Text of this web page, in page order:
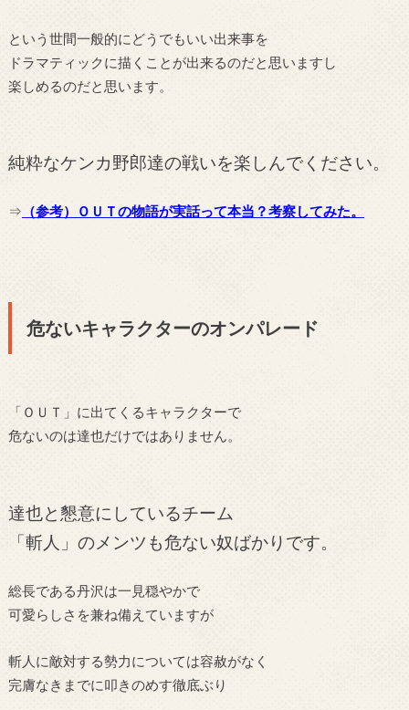
という世間一般的にどうでもいい出来事を
ドラマティックに描くことが出来るのだと思いますし
楽しめるのだと思います。
純粋なケンカ野郎達の戦いを楽しんでください。
⇒ （参考）ＯＵＴの物語が実話って本当？考察してみた。
危ないキャラクターのオンパレード
「ＯＵＴ」に出てくるキャラクターで
危ないのは達也だけではありません。
達也と懇意にしているチーム
「斬人」のメンツも危ない奴ばかりです。
総長である丹沢は一見穏やかで
可愛らしさを兼ね備えていますが
斬人に敵対する勢力については容赦がなく
完膚なきまでに叩きのめす徹底ぶり